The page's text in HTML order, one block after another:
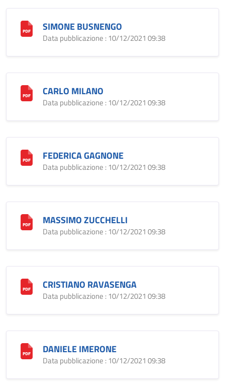
SIMONE BUSNENGO
Data pubblicazione : 10/12/2021 09:38
CARLO MILANO
Data pubblicazione : 10/12/2021 09:38
FEDERICA GAGNONE
Data pubblicazione : 10/12/2021 09:38
MASSIMO ZUCCHELLI
Data pubblicazione : 10/12/2021 09:38
CRISTIANO RAVASENGA
Data pubblicazione : 10/12/2021 09:38
DANIELE IMERONE
Data pubblicazione : 10/12/2021 09:38